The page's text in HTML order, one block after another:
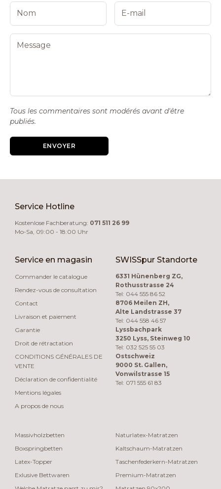
Tous les commentaires sont modérés avant d'être
publiés.
ENVOYER
Service Hotline
Kostenlose Fachberatung: 071 511 26 99
Mo-Sa, 09:00 - 18:00 Uhr
Service en magasin
Commander le catalogue
Rendez-vous de consultation
Contact
Livraison et paiement
Garantie
Droit de rétractation
CONDITIONS GÉNÉRALES DE
VENTE
Déclaration de confidentialité
Mentions légales
A propos de nous
SWISSpur Standorte
6331 Hünenberg ZG,
Rothusstrasse 24
Tel: 044 555 86 52
8706 Meilen ZH,
Alte Landstrasse 37
Tel: 044 558 46 57
Lyssbachpark
3250 Lyss, Steinweg 10
Tel: 032 525 55 03
Ostschweiz
9000 St. Gallen,
Vonwilstrasse 15
Tel: 071 555 61 83
Massivholzbetten
Boxspringbetten
Latex-Topper
Exlusive Bettwaren
Naturlatex-Matratzen
Kaltschaum-Matratzen
Taschenfederkern-Matratzen
Premium-Matratzen